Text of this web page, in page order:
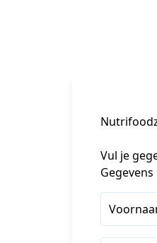
Vul je
Gegevens